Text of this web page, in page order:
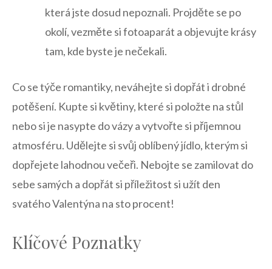
která jste dosud ‍nepoznali. Projděte‌ se po
⁤okolí, ​vezměte si fotoaparát a objevujte krásy
tam,⁤ kde byste je nečekali.
Co‍ se týče romantiky, neváhejte si dopřát i⁢ drobné
potěšení. Kupte si květiny, které ⁢si položte na stůl
nebo si je nasypte do vázy‌ a vytvořte si příjemnou
atmosféru. Udělejte si svůj oblíbený jídlo, kterým si
dopřejete lahodnou večeři. Nebojte se zamilovat ‍do
sebe samých a dopřát si příležitost si užít den
svatého Valentýna na sto procent!
Klíčové Poznatky